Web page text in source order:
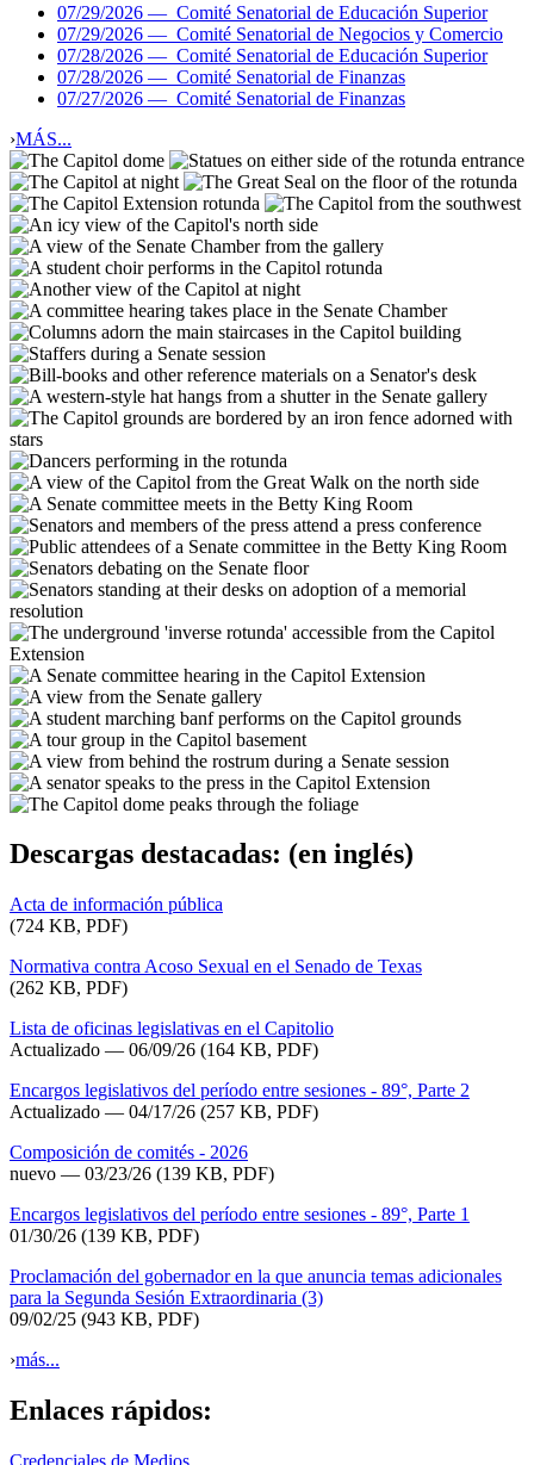
07/29/2026 — Comité Senatorial de Educación Superior
07/29/2026 — Comité Senatorial de Negocios y Comercio
07/28/2026 — Comité Senatorial de Educación Superior
07/28/2026 — Comité Senatorial de Finanzas
07/27/2026 — Comité Senatorial de Finanzas
›MÁS...
Descargas destacadas: (en inglés)
Acta de información pública
(724 KB, PDF)
Normativa contra Acoso Sexual en el Senado de Texas
(262 KB, PDF)
Lista de oficinas legislativas en el Capitolio
Actualizado — 06/09/26 (164 KB, PDF)
Encargos legislativos del período entre sesiones - 89°, Parte 2
Actualizado — 04/17/26 (257 KB, PDF)
Composición de comités - 2026
nuevo — 03/23/26 (139 KB, PDF)
Encargos legislativos del período entre sesiones - 89°, Parte 1
01/30/26 (139 KB, PDF)
Proclamación del gobernador en la que anuncia temas adicionales
para la Segunda Sesión Extraordinaria (3)
09/02/25 (943 KB, PDF)
›más...
Enlaces rápidos: